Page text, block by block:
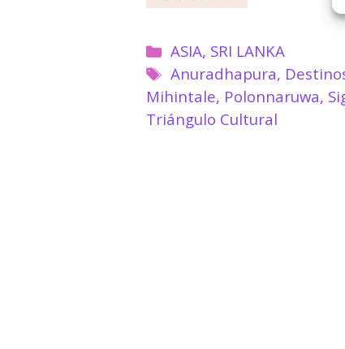
Categorías
ASIA, SRI LANKA
Etiquetas
Anuradhapura,
Mihintale, Polonnaruwa,
Triángulo Cultural